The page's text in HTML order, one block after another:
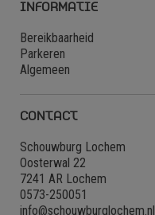
INFORMATIE
Bereikbaarheid
Parkeren
Algemeen
CONTACT
Schouwburg Lochem
Oosterwal 22
7241 AR Lochem
0573-250051
info@schouwburglochem.nl